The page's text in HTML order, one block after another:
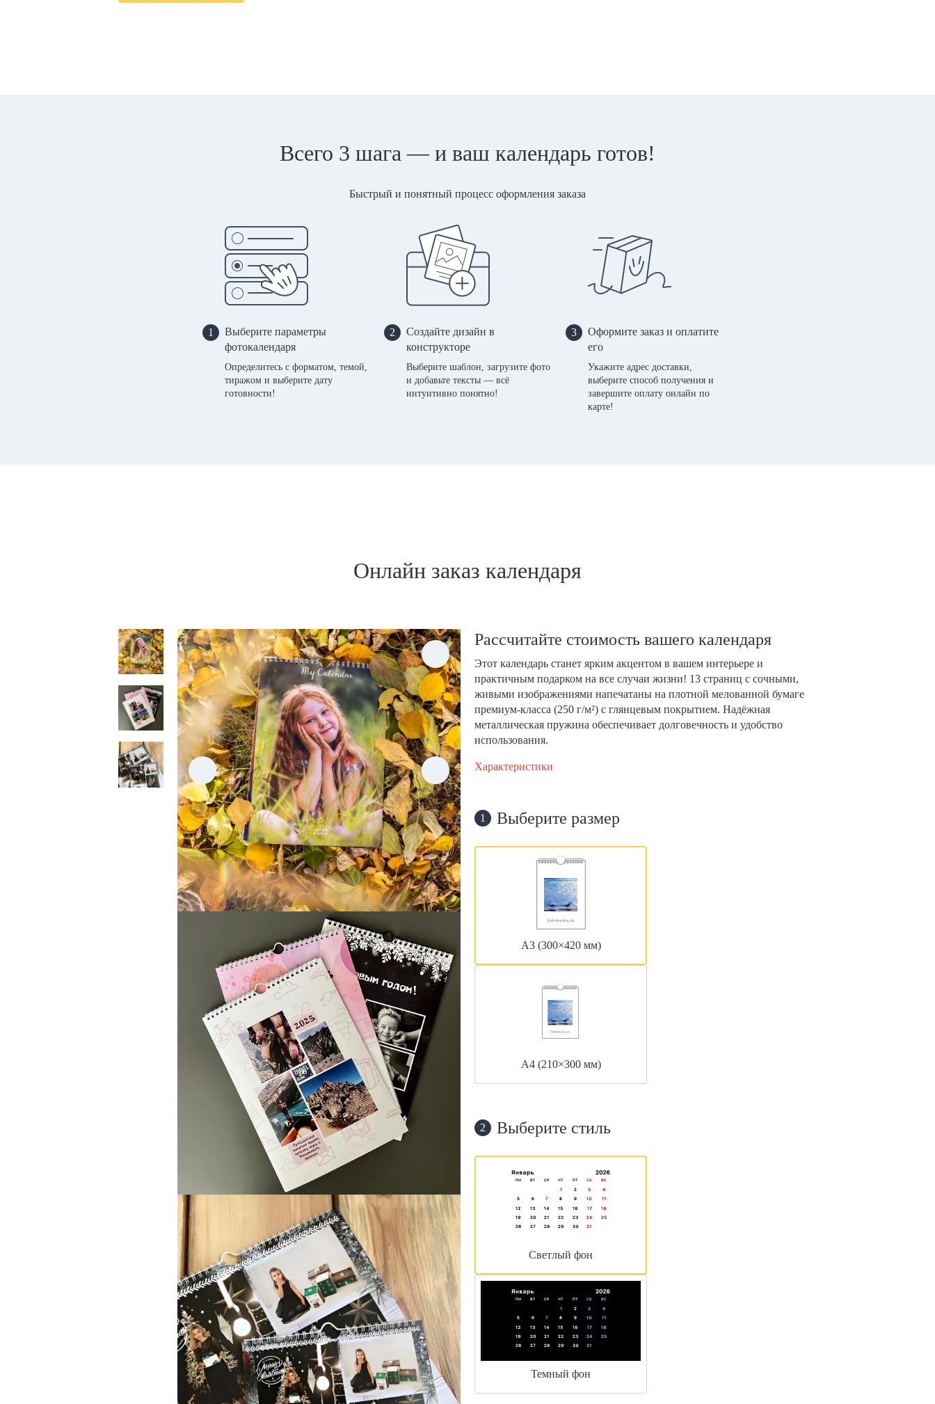
Всего 3 шага — и ваш календарь готов!
Быстрый и понятный процесс оформления заказа
1
Выберите параметры
фотокалендаря
Определитесь с форматом, темой,
тиражом и выберите дату
готовности!
2
Создайте дизайн в
конструкторе
Выберите шаблон, загрузите фото
и добавьте тексты — всё
интуитивно понятно!
3
Оформите заказ и оплатите
его
Укажите адрес доставки,
выберите способ получения и
завершите оплату онлайн по
карте!
Онлайн заказ календаря
Рассчитайте стоимость вашего календаря
Этот календарь станет ярким акцентом в вашем интерьере и
практичным подарком на все случаи жизни! 13 страниц с сочными,
живыми изображениями напечатаны на плотной мелованной бумаге
премиум-класса (250 г/м²) с глянцевым покрытием. Надёжная
металлическая пружина обеспечивает долговечность и удобство
использования.
Характеристики
1 Выберите размер
А3 (300×420 мм)
А4 (210×300 мм)
2 Выберите стиль
Светлый фон
Темный фон